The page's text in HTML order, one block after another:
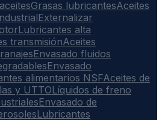
Grasas lubricantesAceites
Externalizar
Lubricantes alta
transmisiónAceites
Envasado fluidos
Envasado
alimentarios NSFAceites de
y UTTOLíquidos de freno
Envasado de
Lubricantes